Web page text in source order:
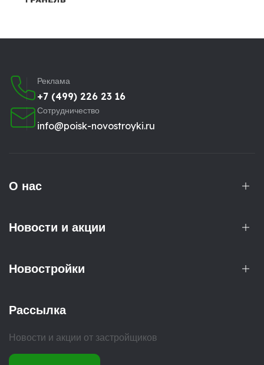
Реклама
+7 (499) 226 23 16
Сотрудничество
info@poisk-novostroyki.ru
О нас
Новости и акции
Новостройки
Рассылка
Новости и акции от застройщиков